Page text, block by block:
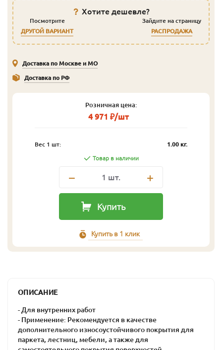
Хотите дешевле?
Посмотрите
ДРУГОЙ ВАРИАНТ
Зайдите на страницу
РАСПРОДАЖА
Доставка по Москве и МО
Доставка по РФ
Розничная цена:
4 971 ₽/шт
Вес 1 шт: 1.00 кг.
Товар в наличии
1 шт.
Купить
Купить в 1 клик
ОПИСАНИЕ
- Для внутренних работ
- Применение: Рекомендуется в качестве
дополнительного износоустойчивого покрытия для
паркета, лестниц, мебели, а также для